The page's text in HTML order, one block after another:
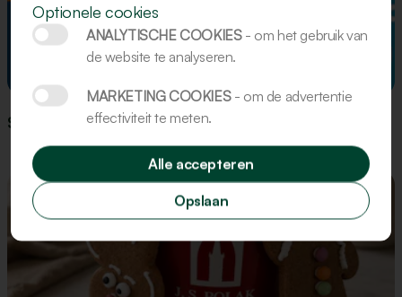
Südback 2026 - Stuttgart
Optionele cookies
ANALYTISCHE COOKIES - om het gebruik van
de website te analyseren.
MARKETING COOKIES - om de advertentie
effectiviteit te meten.
Opslaan
Alle accepteren